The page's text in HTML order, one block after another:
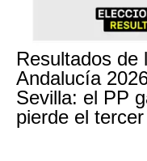
Resultados de
Andalucía
Sevilla: el PP
pierde el